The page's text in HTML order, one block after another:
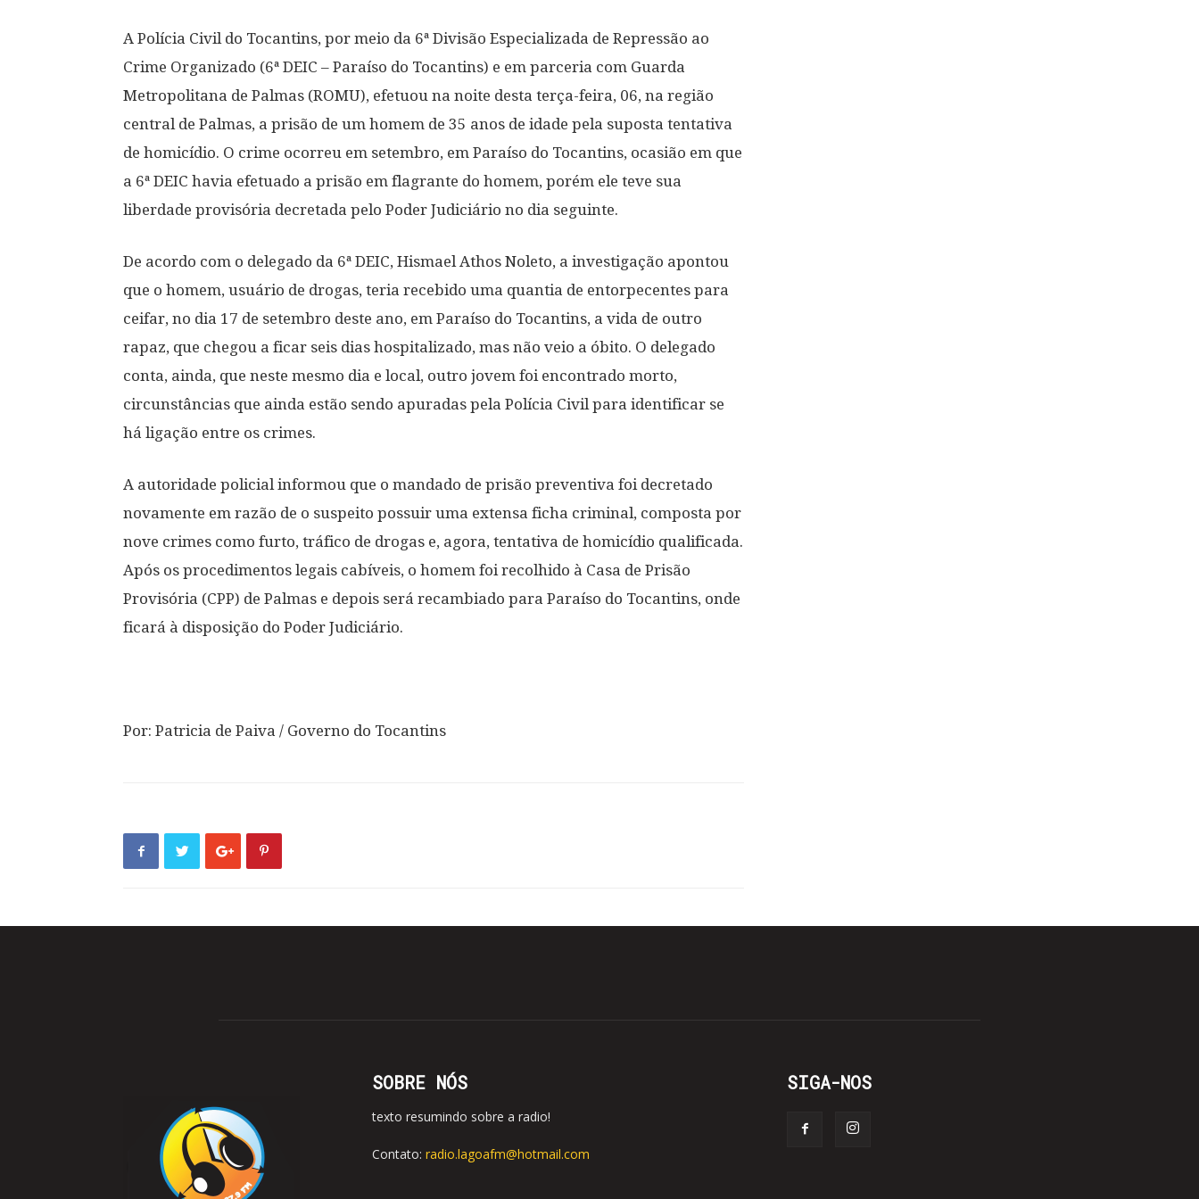
A Polícia Civil do Tocantins, por meio da 6ª Divisão Especializada de Repressão ao
Crime Organizado (6ª DEIC – Paraíso do Tocantins) e em parceria com Guarda
Metropolitana de Palmas (ROMU), efetuou na noite desta terça-feira, 06, na região
central de Palmas, a prisão de um homem de 35 anos de idade pela suposta tentativa
de homicídio. O crime ocorreu em setembro, em Paraíso do Tocantins, ocasião em que
a 6ª DEIC havia efetuado a prisão em flagrante do homem, porém ele teve sua
liberdade provisória decretada pelo Poder Judiciário no dia seguinte.
De acordo com o delegado da 6ª DEIC, Hismael Athos Noleto, a investigação apontou
que o homem, usuário de drogas, teria recebido uma quantia de entorpecentes para
ceifar, no dia 17 de setembro deste ano, em Paraíso do Tocantins, a vida de outro
rapaz, que chegou a ficar seis dias hospitalizado, mas não veio a óbito. O delegado
conta, ainda, que neste mesmo dia e local, outro jovem foi encontrado morto,
circunstâncias que ainda estão sendo apuradas pela Polícia Civil para identificar se
há ligação entre os crimes.
A autoridade policial informou que o mandado de prisão preventiva foi decretado
novamente em razão de o suspeito possuir uma extensa ficha criminal, composta por
nove crimes como furto, tráfico de drogas e, agora, tentativa de homicídio qualificada.
Após os procedimentos legais cabíveis, o homem foi recolhido à Casa de Prisão
Provisória (CPP) de Palmas e depois será recambiado para Paraíso do Tocantins, onde
ficará à disposição do Poder Judiciário.
Por: Patricia de Paiva / Governo do Tocantins
SOBRE NÓS
texto resumindo sobre a radio!
Contato: radio.lagoafm@hotmail.com
SIGA-NOS